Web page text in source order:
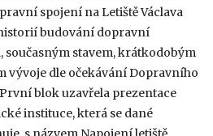
spojení na Letiště Václava
budování dopravní
současným stavem, krátkodobým
vývoje dle očekávání Dopravního
blok uzavřela prezentace
instituce, která se dané